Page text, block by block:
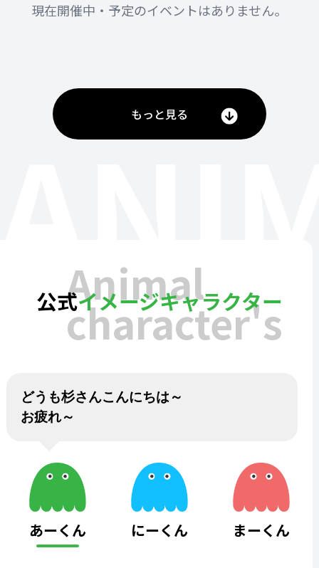
現在開催中・予定のイベントはありません。
もっと見る
公式イメージキャラクター
Animal
character's
どうも杉さんこんにちは～
お疲れ～
あーくん にーくん まーくん